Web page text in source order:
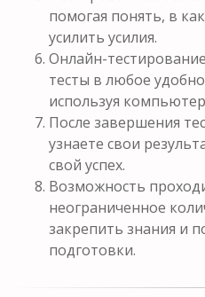
помогая понять, в
усилить усилия.
Онлайн-
тесты в любое
используя
После завершения
узнаете свои
свой успех.
Возможность
неограниченное
закрепить знания и
подготовки.